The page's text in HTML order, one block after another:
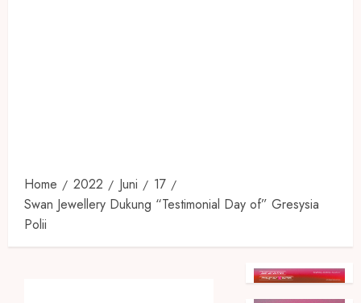
Home 2022 Juni
17
Swan Jewellery Dukung “Testimonial Day of” Gresysia
Polii